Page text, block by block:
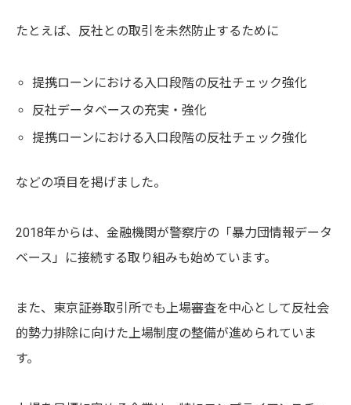
たとえば、反社との取引を未然防止するために
提携ローンにおける入口段階の反社チェック強化
反社データベースの充実・強化
提携ローンにおける入口段階の反社チェック強化
などの項目を掲げました。
2018年からは、金融機関が警察庁の「暴力団情報データ
ベース」に接続する取り組みも始めています。
また、東京証券取引所でも上場審査を中心として反社会
的勢力排除に向けた上場制度の整備が進められていま
す。